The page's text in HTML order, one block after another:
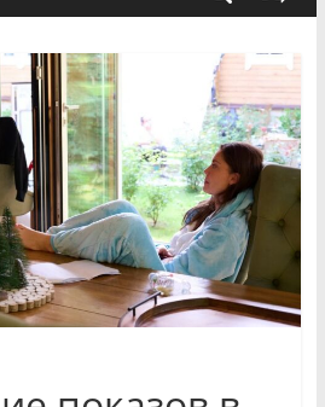
«Сохраним
Воронинского
родились крапчатые